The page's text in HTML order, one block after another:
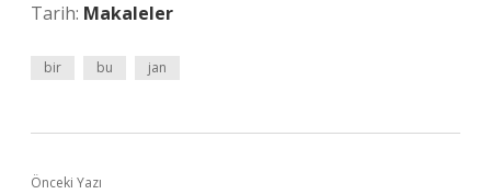
Tarih: Makaleler
bir bu jan
Önceki Yazı